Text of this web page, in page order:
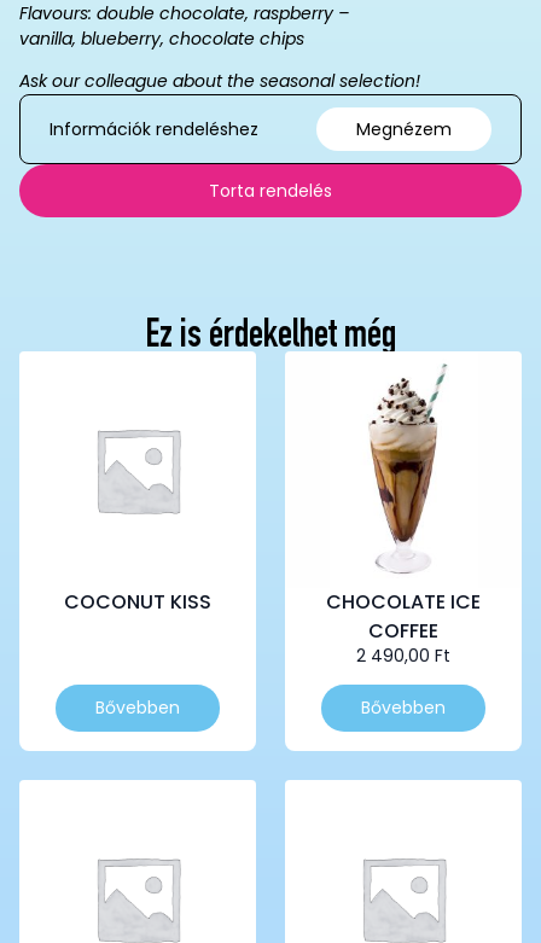
Flavours: double chocolate, raspberry –
vanilla, blueberry, chocolate chips
Ask our colleague about the seasonal selection!
Információk rendeléshez
Megnézem
Torta rendelés
Ez is érdekelhet még
COCONUT KISS
Bővebben
CHOCOLATE ICE
COFFEE
2 490,00 Ft
Bővebben